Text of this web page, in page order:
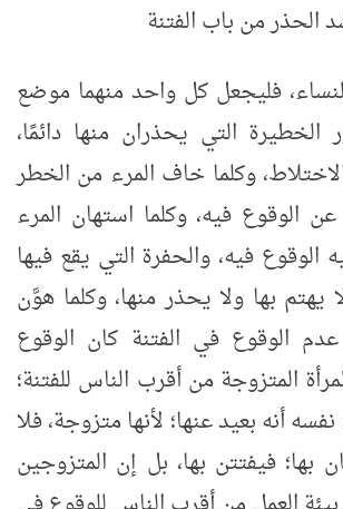
الحذر من باب الفتنة
فليجعل كل واحد منهما موضع
الخطيرة التي يحذران منها دائمًا،
وكلما خاف المرء من الخطر
الوقوع فيه، وكلما استهان المرء
الوقوع فيه، والحفرة التي يقع فيها
يهتم بها ولا يحذر منها، وكلما هوَّن
الوقوع في الفتنة كان الوقوع
المتزوجة من أقرب الناس للفتنة؛
أنه بعيد عنها؛ لأنها متزوجة، فلا
بها؛ فيفتتن بها، بل إن المتزوجين